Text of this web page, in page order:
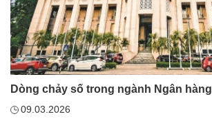
Dòng chảy số trong ngành Ngân hàng
09.03.2026